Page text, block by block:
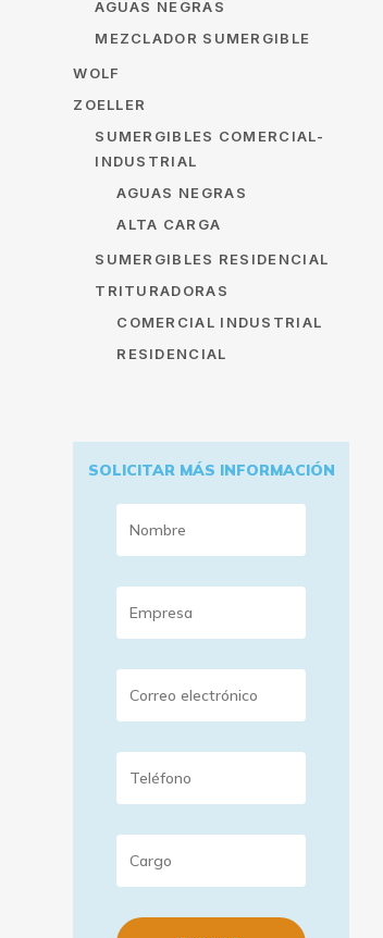
AGUAS NEGRAS
MEZCLADOR SUMERGIBLE
WOLF
ZOELLER
SUMERGIBLES COMERCIAL-
INDUSTRIAL
AGUAS NEGRAS
ALTA CARGA
SUMERGIBLES RESIDENCIAL
TRITURADORAS
COMERCIAL INDUSTRIAL
RESIDENCIAL
SOLICITAR MÁS INFORMACIÓN